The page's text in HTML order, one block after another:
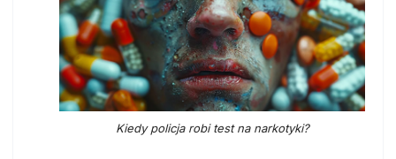
Kiedy policja robi test na narkotyki?